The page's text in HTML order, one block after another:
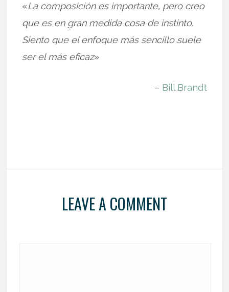
«La composición es importante, pero creo
que es en gran medida cosa de instinto.
Siento que el enfoque más sencillo suele
ser el más eficaz»
– Bill Brandt
LEAVE A COMMENT